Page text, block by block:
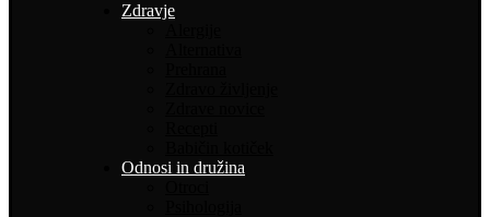
Zdravje
Odnosi in družina